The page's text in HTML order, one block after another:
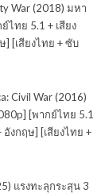
War (2018) มหา
ไทย 5.1 + เสียง
] [เสียงไทย + ซับ
Civil War (2016)
[พากย์ไทย 5.1
อังกฤษ] [เสียงไทย +
แรงทะลุกระสุน 3